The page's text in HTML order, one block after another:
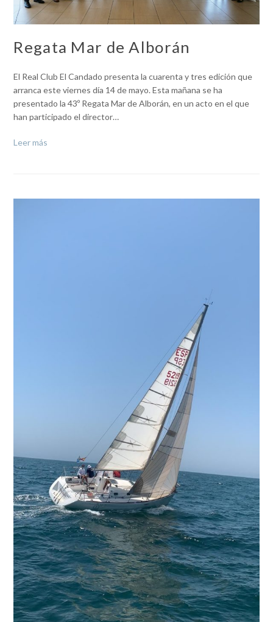
Regata Mar de Alborán
El Real Club El Candado presenta la cuarenta y tres edición que
arranca este viernes día 14 de mayo. Esta mañana se ha
presentado la 43º Regata Mar de Alborán, en un acto en el que
han participado el director…
Leer más